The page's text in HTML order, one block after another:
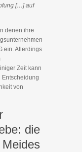
[…] auf
denen ihre
ein. Allerdings
Zeit kann
Entscheidung
von
die